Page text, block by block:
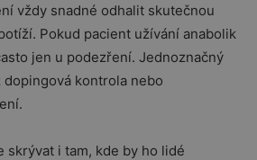
vždy snadné odhalit skutečnou
Pokud pacient užívání anabolik
jen u podezření. Jednoznačný
dopingová kontrola nebo
skrývat i tam, kde by ho lidé